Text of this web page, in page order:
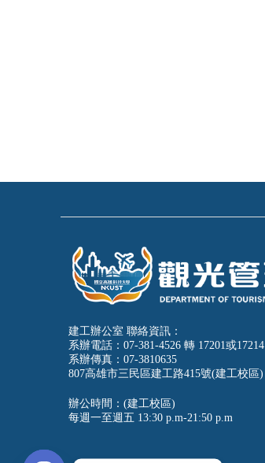
建工辦公室 聯絡資訊：
系辦電話：07-381-4526 轉 17201或17214
系辦傳真：07-3810635
807高雄市三民區建工路415號(建工校區)
辦公時間：(建工校區)
每週一至週五 13:30 p.m-21:50 p.m